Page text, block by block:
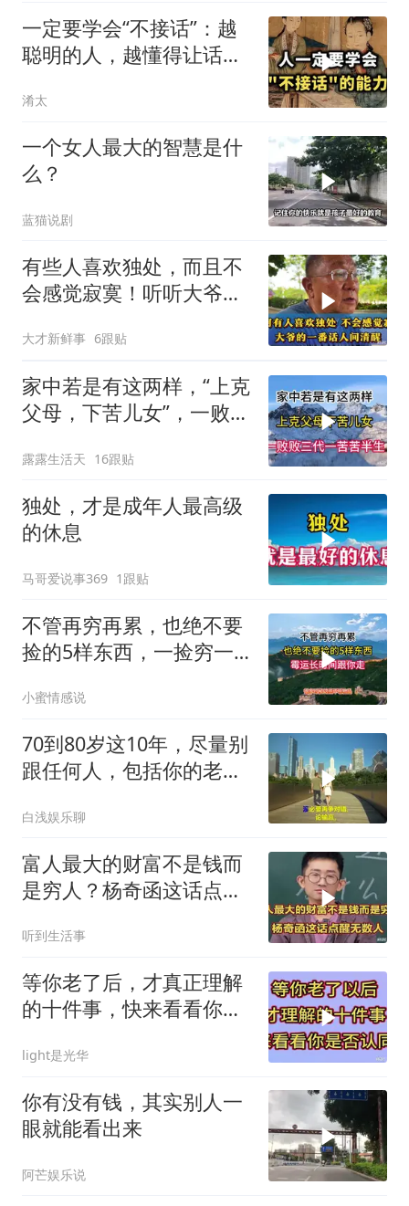
一定要学会“不接话”：越
聪明的人，越懂得让话掉
淆太
一个女人最大的智慧是什
么？
蓝猫说剧
有些人喜欢独处，而且不
会感觉寂寞！听听大爷告
大才新鲜事 6跟贴
家中若是有这两样，“上克
父母，下苦儿女”，一败败
露露生活天 16跟贴
独处，才是成年人最高级
的休息
马哥爱说事369 1跟贴
不管再穷再累，也绝不要
捡的5样东西，一捡穷一
小蜜情感说
70到80岁这10年，尽量别
跟任何人，包括你的老
白浅娱乐聊
富人最大的财富不是钱而
是穷人？杨奇函这话点醒
听到生活事
等你老了后，才真正理解
的十件事，快来看看你是
light是光华
你有没有钱，其实别人一
眼就能看出来
阿芒娱乐说